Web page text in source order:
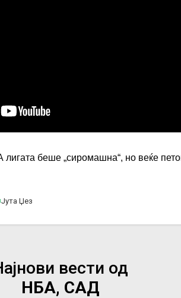
беше „сиромашна“, но веќе
Јута Џез
вести од
НБА, САД